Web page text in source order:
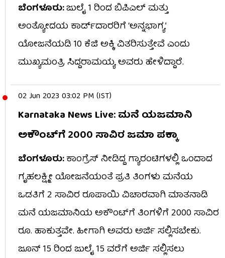
ಬೆಂಗಳೂರು:ಜುಲೈ 1 ರಿಂದ ಬಿಪಿಎಲ್​ ಮತ್ತು
ಅಂತ್ಯೋದಯ ಕಾರ್ಡ್​ದಾರರಿಗೆ ‘ಅನ್ನಭಾಗ್ಯ’
ಯೋಜನೆಯಡಿ 10 ಕೆಜಿ ಅಕ್ಕಿ ವಿತರಿಸುತ್ತೇವೆ ಎಂದು
ಮುಖ್ಯಮಂತ್ರಿ ಸಿದ್ದರಾಮಯ್ಯ ಅವರು ಹೇಳಿದ್ದಾರೆ.
02 Jun 2023 03:02 PM (IST)
Karnataka News Live: ಮನೆ ಯಜಮಾನಿ
ಅಕೌಂಟ್​​ಗೆ 2000 ಸಾವಿರ ಜಮಾ ಪಕ್ಕಾ
ಬೆಂಗಳೂರು:ಕಾಂಗ್ರೆಸ್ ನೀಡಿದ್ದ ಗ್ಯಾರಂಟಿಗಳಲ್ಲಿ ಒಂದಾದ
ಗೃಹಲಕ್ಷ್ಮೀ ಯೋಜನೆಯಂತೆ ಪ್ರತಿ ತಿಂಗಳು ಮನೆಯ
ಒಡತಿಗೆ 2 ಸಾವಿರ ರೂಪಾಯಿ ವಿಚಾರವಾಗಿ ಮಾತನಾಡಿ
ಮನೆ ಯಜಮಾನಿಯ ಅಕೌಂಟ್​​ಗೆ ತಿಂಗಳಿಗೆ 2000 ಸಾವಿರ
ರೂ. ಹಾಕುತ್ತವೇ. ಹೀಗಾಗಿ ಅವರು ಅರ್ಜಿ ಸಲ್ಲಿಸಬೇಕು.
ಜೂನ್​ 15 ರಿಂದ ಜುಲೈ 15 ವರೆಗೆ ಅರ್ಜಿ ಸಲ್ಲಿಸಲು